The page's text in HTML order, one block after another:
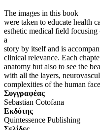
The images in this book
were taken to educate health
esthetic medical field
a
story by itself and is
clinical relevance. Each
anatomy but also to see the
with all the layers,
complexities of the human
Συγγραφέας
Sebastian Cotofana
Eκδότης
Quintessence Publishing